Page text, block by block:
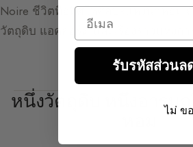
Noire ชีวิตที่อุทิศให้ศิลปะแห่งน้ำหอม
วัตถุดิบ แอคคอร์ด และเรื่องราวแห่งการ
หนึ่งวัตถุดิบ หนึ่งอารม
Email
รับรหัสส่วนล
ไม่ ข